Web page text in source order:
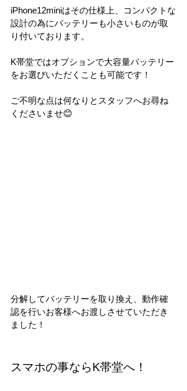
iPhone12miniはその仕様上、コンパクトな
設計の為にバッテリーも小さいものが取
り付いております。
K帯堂ではオプションで大容量バッテリー
をお選びいただくことも可能です！
ご不明な点は何なりとスタッフへお尋ね
くださいませ😊
分解してバッテリーを取り換え、動作確
認を行いお客様へお渡しさせていただき
ました！
スマホの事ならK帯堂へ！